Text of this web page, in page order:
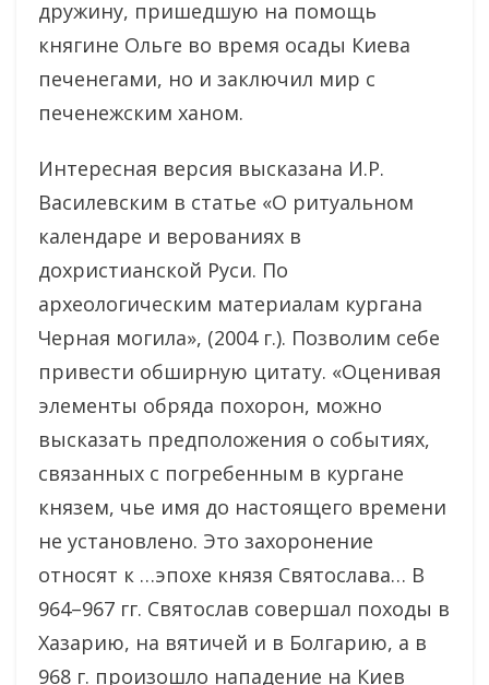
дружину, пришедшую на помощь
княгине Ольге во время осады Киева
печенегами, но и заключил мир с
печенежским ханом.
Интересная версия высказана И.Р.
Василевским в статье «О ритуальном
календаре и верованиях в
дохристианской Руси. По
археологическим материалам кургана
Черная могила», (2004 г.). Позволим себе
привести обширную цитату. «Оценивая
элементы обряда похорон, можно
высказать предположения о событиях,
связанных с погребенным в кургане
князем, чье имя до настоящего времени
не установлено. Это захоронение
относят к …эпохе князя Святослава… В
964–967 гг. Святослав совершал походы в
Хазарию, на вятичей и в Болгарию, а в
968 г. произошло нападение на Киев